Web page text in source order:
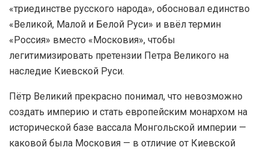
«триединстве русского народа», обосновал единство
«Великой, Малой и Белой Руси» и ввёл термин
«Россия» вместо «Московия», чтобы
легитимизировать претензии Петра Великого на
наследие Киевской Руси.
Пётр Великий прекрасно понимал, что невозможно
создать империю и стать европейским монархом на
исторической базе вассала Монгольской империи —
каковой была Московия — в отличие от Киевской